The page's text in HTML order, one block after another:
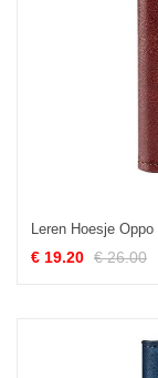
Leren Hoesje
€ 19.20 € 26.00